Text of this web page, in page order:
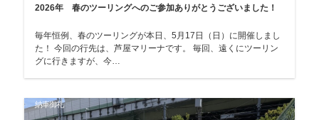
2026年 春のツーリングへのご参加ありがとうございました！
毎年恒例、春のツーリングが本日、5月17日（日）に開催しまし
た！ 今回の行先は、芦屋マリーナです。 毎回、遠くにツーリン
グに行きますが、今…
納車御礼